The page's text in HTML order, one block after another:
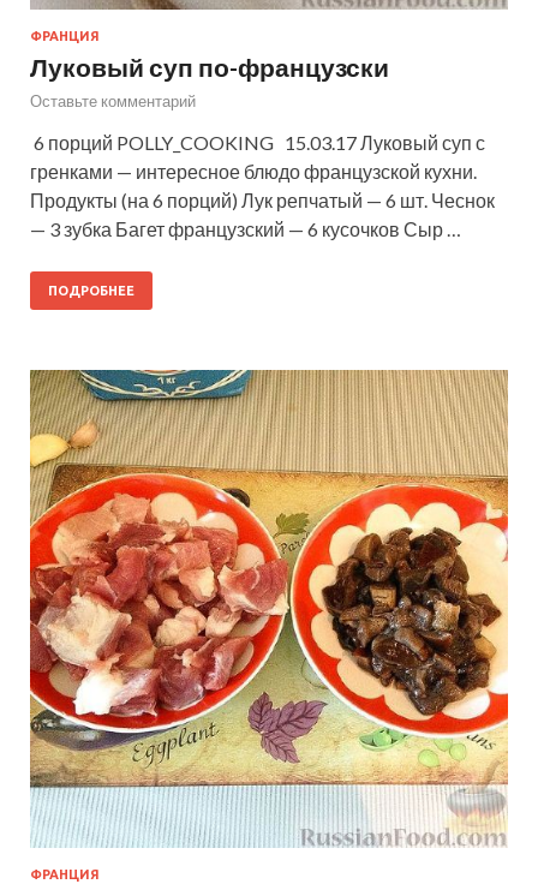
ФРАНЦИЯ
Луковый суп по-французски
Оставьте комментарий
6 порций POLLY_COOKING 15.03.17 Луковый суп с
гренками — интересное блюдо французской кухни.
Продукты (на 6 порций) Лук репчатый — 6 шт. Чеснок
— 3 зубка Багет французский — 6 кусочков Сыр …
ПОДРОБНЕЕ
ФРАНЦИЯ